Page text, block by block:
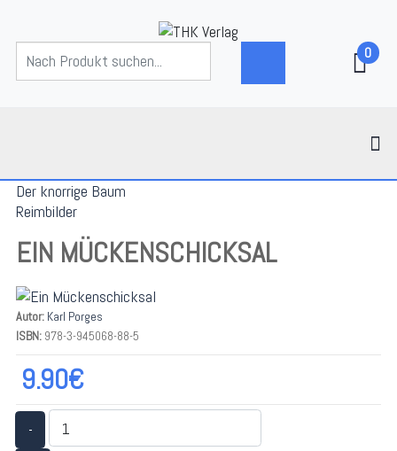
0
Der knorrige Baum
Reimbilder
EIN MÜCKENSCHICKSAL
Autor: Karl Porges
ISBN: 978-3-945068-88-5
9.90€
-